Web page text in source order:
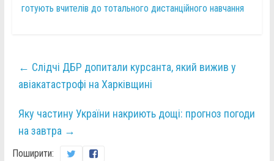
готують вчителів до тотального дистанційного навчання
← Слідчі ДБР допитали курсанта, який вижив у
авіакатастрофі на Харківщині
Яку частину України накриють дощі: прогноз погоди
на завтра →
Поширити: